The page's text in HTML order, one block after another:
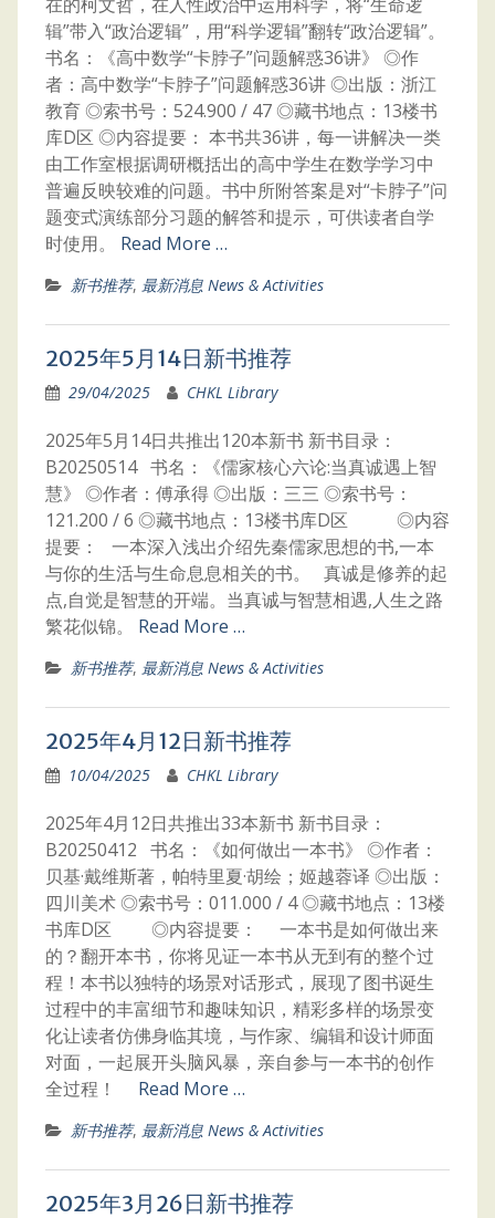
辑”带入“政治逻辑”，用“科学逻辑”翻转“政治逻辑”。
书名：《高中数学“卡脖子”问题解惑36讲》 ◎作
者：高中数学“卡脖子”问题解惑36讲 ◎出版：浙江
教育 ◎索书号：524.900 / 47 ◎藏书地点：13楼书
库D区 ◎内容提要： 本书共36讲，每一讲解决一类
由工作室根据调研概括出的高中学生在数学学习中
普遍反映较难的问题。书中所附答案是对“卡脖子”问
题变式演练部分习题的解答和提示，可供读者自学
时使用。 Read More …
新书推荐, 最新消息 News & Activities
2025年5月14日新书推荐
29/04/2025 CHKL Library
2025年5月14日共推出120本新书 新书目录：
B20250514 书名：《儒家核心六论:当真诚遇上智
慧》 ◎作者：傅承得 ◎出版：三三 ◎索书号：
121.200 / 6 ◎藏书地点：13楼书库D区 ◎内容
提要： 一本深入浅出介绍先秦儒家思想的书,一本
与你的生活与生命息息相关的书。 真诚是修养的起
点,自觉是智慧的开端。当真诚与智慧相遇,人生之路
繁花似锦。 Read More …
新书推荐, 最新消息 News & Activities
2025年4月12日新书推荐
10/04/2025 CHKL Library
2025年4月12日共推出33本新书 新书目录：
B20250412 书名：《如何做出一本书》 ◎作者：
贝基·戴维斯著，帕特里夏·胡绘；姬越蓉译 ◎出版：
四川美术 ◎索书号：011.000 / 4 ◎藏书地点：13楼
书库D区 ◎内容提要： 一本书是如何做出来
的？翻开本书，你将见证一本书从无到有的整个过
程！本书以独特的场景对话形式，展现了图书诞生
过程中的丰富细节和趣味知识，精彩多样的场景变
化让读者仿佛身临其境，与作家、编辑和设计师面
对面，一起展开头脑风暴，亲自参与一本书的创作
全过程！ Read More …
新书推荐, 最新消息 News & Activities
2025年3月26日新书推荐